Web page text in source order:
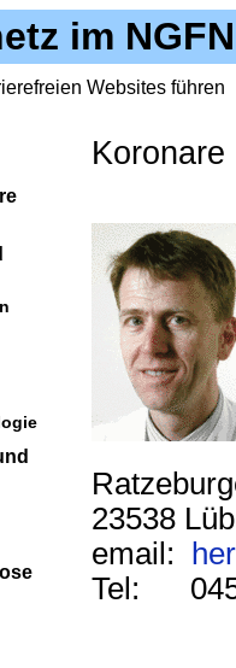
im NGFN
Websites führen
23538
email:
Tel: